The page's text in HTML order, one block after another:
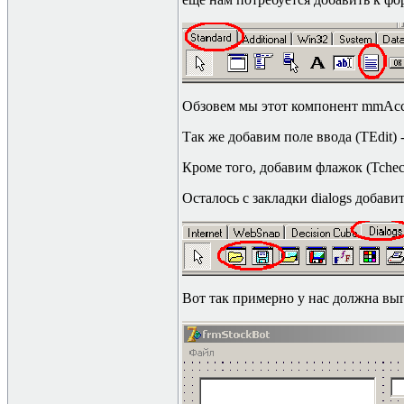
Обзовем мы этот компонент
Так же добавим поле ввода (TEdit)
Кроме того, добавим флажок (
Осталось с закладки dialogs
Вот так примерно у нас должна